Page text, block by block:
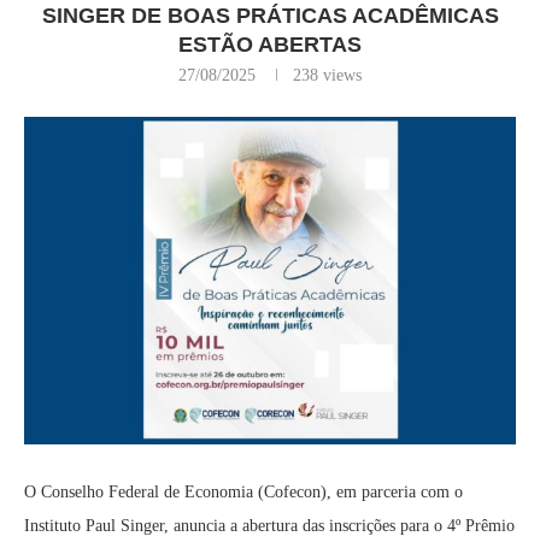
SINGER DE BOAS PRÁTICAS ACADÊMICAS
ESTÃO ABERTAS
27/08/2025 238 views
O Conselho Federal de Economia (Cofecon), em parceria com o
Instituto Paul Singer, anuncia a abertura das inscrições para o 4º Prêmio